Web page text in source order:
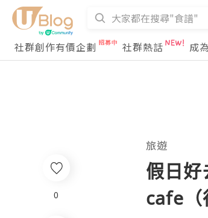
社群創作有價企劃 社群熱話 成
0
旅遊
假日
cafe（